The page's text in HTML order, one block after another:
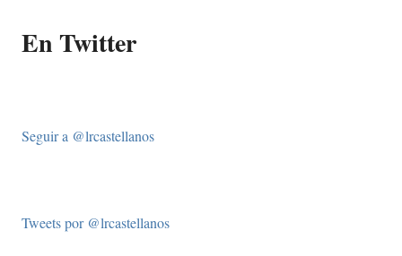
En Twitter
Seguir a @lrcastellanos
Tweets por @lrcastellanos